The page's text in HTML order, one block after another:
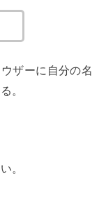
ザーに自分の名
。
。